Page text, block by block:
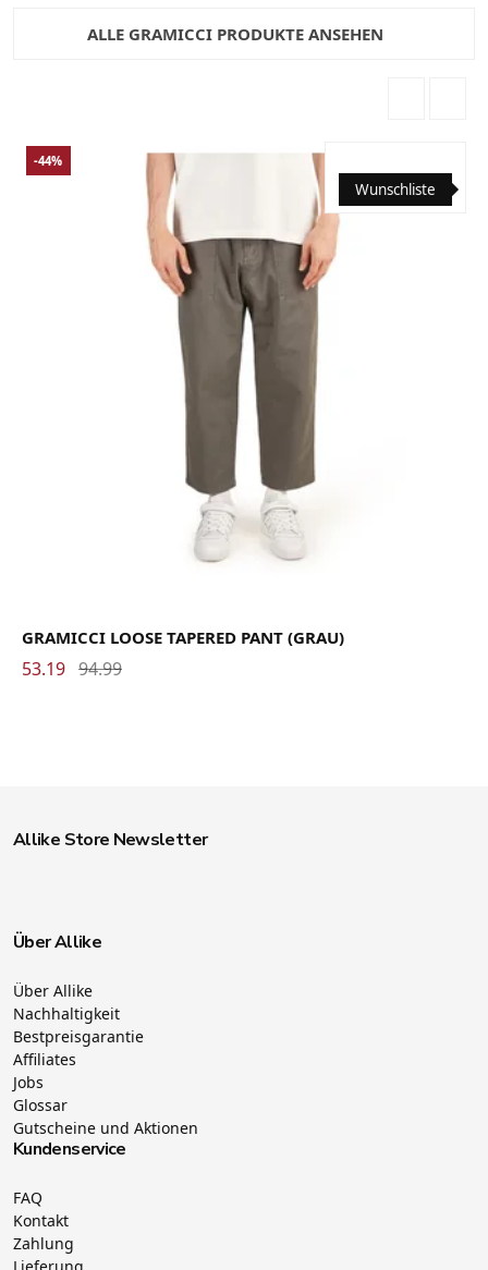
ALLE GRAMICCI PRODUKTE ANSEHEN
Wunschliste
-44%
GRAMICCI LOOSE TAPERED PANT (GRAU)
53.19 94.99
Allike Store Newsletter
Über Allike
Über Allike
Nachhaltigkeit
Bestpreisgarantie
Affiliates
Jobs
Glossar
Gutscheine und Aktionen
Kundenservice
FAQ
Kontakt
Zahlung